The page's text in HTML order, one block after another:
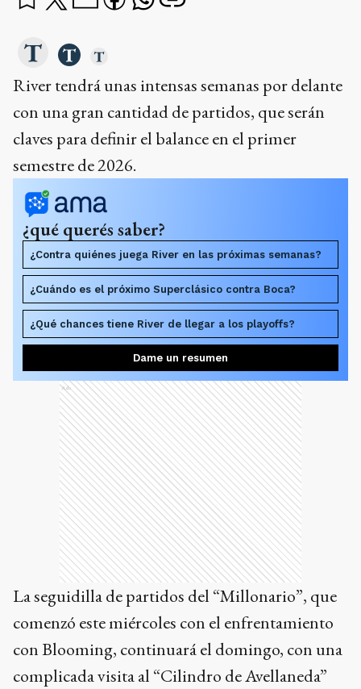
River tendrá unas intensas semanas por delante
con una gran cantidad de partidos, que serán
claves para definir el balance en el primer
semestre de 2026.
¿qué querés saber?
¿Contra quiénes juega River en las próximas semanas?
¿Cuándo es el próximo Superclásico contra Boca?
¿Qué chances tiene River de llegar a los playoffs?
Dame un resumen
Ads
La seguidilla de partidos del “Millonario”, que
comenzó este miércoles con el enfrentamiento
con Blooming, continuará el domingo, con una
complicada visita al “Cilindro de Avellaneda”